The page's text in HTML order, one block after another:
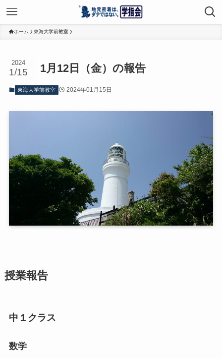
ホーム 東海大学前教室
1月12日（金）の報告
2024
1/15
東海大学前教室 2024年01月15日
授業報告
中１クラス
数学